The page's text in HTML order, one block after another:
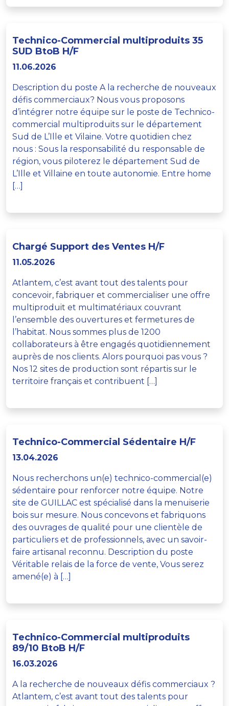
Technico-Commercial multiproduits 35
SUD BtoB H/F
11.06.2026
Description du poste A la recherche de nouveaux
défis commerciaux? Nous vous proposons
d’intégrer notre équipe sur le poste de Technico-
commercial multiproduits sur le département
Sud de L’Ille et Vilaine. Votre quotidien chez
nous : Sous la responsabilité du responsable de
région, vous piloterez le département Sud de
L’Ille et Villaine en toute autonomie. Entre home
[…]
Chargé Support des Ventes H/F
11.05.2026
Atlantem, c’est avant tout des talents pour
concevoir, fabriquer et commercialiser une offre
multiproduit et multimatériaux couvrant
l’ensemble des ouvertures et fermetures de
l’habitat. Nous sommes plus de 1200
collaborateurs à être engagés quotidiennement
auprès de nos clients. Alors pourquoi pas vous ?
Nos 12 sites de production sont répartis sur le
territoire français et contribuent […]
Technico-Commercial Sédentaire H/F
13.04.2026
Nous recherchons un(e) technico-commercial(e)
sédentaire pour renforcer notre équipe. Notre
site de GUILLAC est spécialisé dans la menuiserie
bois sur mesure. Nous concevons et fabriquons
des ouvrages de qualité pour une clientèle de
particuliers et de professionnels, avec un savoir-
faire artisanal reconnu. Description du poste
Véritable relais de la force de vente, Vous serez
amené(e) à […]
Technico-Commercial multiproduits
89/10 BtoB H/F
16.03.2026
A la recherche de nouveaux défis commerciaux ?
Atlantem, c’est avant tout des talents pour